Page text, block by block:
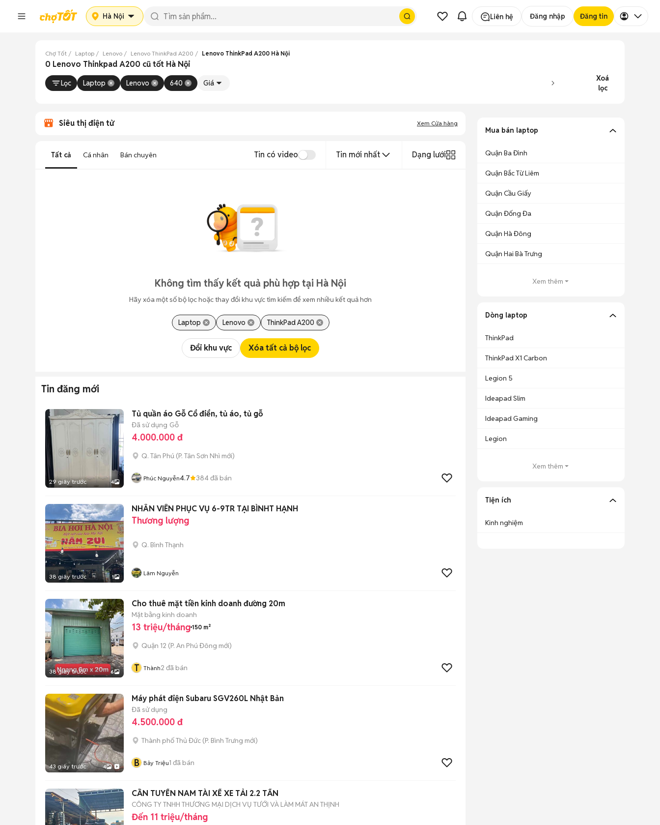
Hà Nội Liên hệ Đăng nhập Đăng tin
Chợ Tốt Laptop Lenovo Lenovo ThinkPad A200 Lenovo ThinkPad A200 Hà Nội
0 Lenovo Thinkpad A200 cũ tốt Hà Nội
Lọc Laptop Lenovo 640 Giá
Xoá
lọc
Siêu thị điện tử Xem Cửa hàng
Tất cả Cá nhân Bán chuyên Tin có video Tin mới nhất Dạng lưới
Không tìm thấy kết quả phù hợp tại Hà Nội
Hãy xóa một số bộ lọc hoặc thay đổi khu vực tìm kiếm để xem nhiều kết quả hơn
Laptop Lenovo ThinkPad A200
Đổi khu vực Xóa tất cả bộ lọc
Tin đăng mới
29 giây trước 4
Tủ quần áo Gỗ Cổ điển, tủ áo, tủ gỗ
Đã sử dụng Gỗ
4.000.000 đ
Q. Tân Phú (P. Tân Sơn Nhì mới)
Phúc Nguyễn4.7 384đã bán
38 giây trước 1
NHÂN VIÊN PHỤC VỤ 6-9TR TẠI BÌNHT HẠNH
Thương lượng
Q. Bình Thạnh
Lâm Nguyễn
38 giây trước 6
Cho thuê mặt tiền kinh doanh đường 20m
Mặt bằng kinh doanh
13 triệu/tháng 150 m²
Quận 12 (P. An Phú Đông mới)
T Thành2 đã bán
43 giây trước 4
Máy phát điện Subaru SGV260L Nhật Bản
Đã sử dụng
4.500.000 đ
Thành phố Thủ Đức (P. Bình Trưng mới)
B Bảy Triệu1 đã bán
CẦN TUYỂN NAM TÀI XẾ XE TẢI 2.2 TẤN
CÔNG TY TNHH THƯƠNG MẠI DỊCH VỤ TƯỚI VÀ LÀM MÁT AN THỊNH
Đến 11 triệu/tháng
Mua bán laptop
Quận Ba Đình
Quận Bắc Từ Liêm
Quận Cầu Giấy
Quận Đống Đa
Quận Hà Đông
Quận Hai Bà Trưng
Xem thêm
Dòng laptop
ThinkPad
ThinkPad X1 Carbon
Legion 5
Ideapad Slim
Ideapad Gaming
Legion
Xem thêm
Tiện ích
Kinh nghiệm